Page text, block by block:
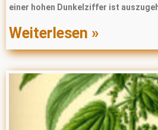
einer hohen Dunkelziffer ist
Weiterlesen »